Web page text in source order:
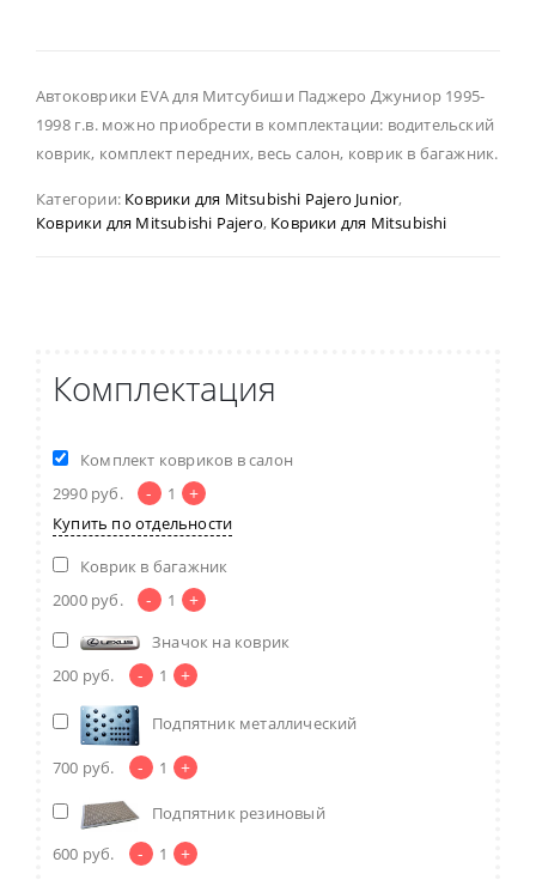
Автоковрики EVA для Митсубиши Паджеро Джуниор 1995-
1998 г.в. можно приобрести в комплектации: водительский
коврик, комплект передних, весь салон, коврик в багажник.
Категории: Коврики для Mitsubishi Pajero Junior,
Коврики для Mitsubishi Pajero, Коврики для Mitsubishi
Комплектация
Комплект ковриков в салон
2990 руб. - 1 +
Купить по отдельности
Коврик в багажник
2000 руб. - 1 +
Значок на коврик
200 руб. - 1 +
Подпятник металлический
700 руб. - 1 +
Подпятник резиновый
600 руб. - 1 +